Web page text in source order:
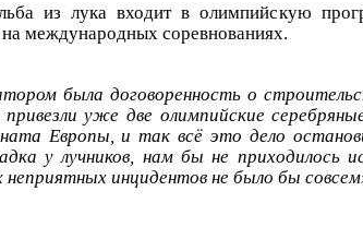
из лука входит в олимпийскую
международных соревнованиях.
была договоренность о
уже две олимпийские
Европы, и так всё это дело
у лучников, нам бы не приходилось
инцидентов не было бы